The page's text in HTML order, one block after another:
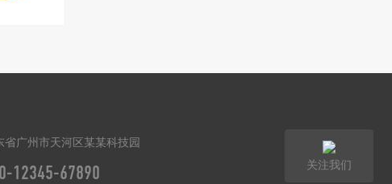
省广州市天河区某某科技园
12345-67890 关注我们